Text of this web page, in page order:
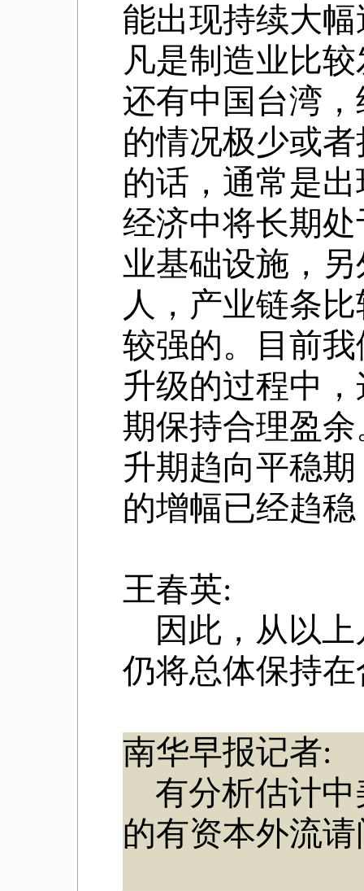
能出现持续大
凡是制造业比
还有中国台湾
的情况极少或
的话，通常是
经济中将长期
业基础设施，
人，产业链条
较强的。目前
升级的过程中
期保持合理盈
升期趋向平稳
的增幅已经趋
王春英:
因此，从以
仍将总体保持
南华早报记者:
有分析估计
的有资本外流